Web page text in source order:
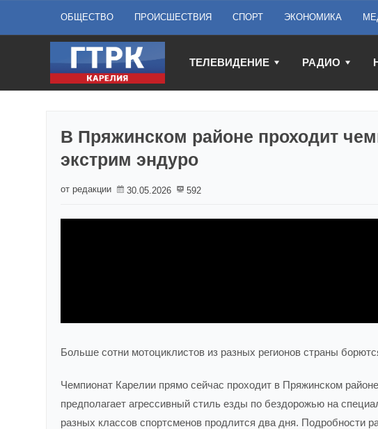
ОБЩЕСТВО ПРОИСШЕСТВИЯ СПОРТ ЭКОНОМИКА
ТЕЛЕВИДЕНИЕ РАДИО
В Пряжинском районе проходит
экстрим эндуро
от редакции 30.05.2026 592
Больше сотни мотоциклистов из разных регионов страны
Чемпионат Карелии прямо сейчас проходит в Пряжинском
предполагает агрессивный стиль езды по бездорожью на
разных классов спортсменов продлится два дня. Подробности